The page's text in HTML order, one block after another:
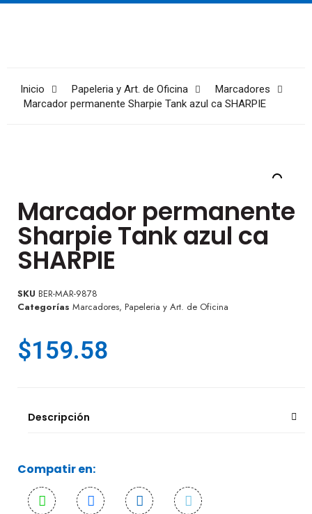
Inicio Papeleria y Art. de Oficina
Marcadores
Marcador permanente Sharpie Tank azul ca SHARPIE
Marcador permanente
Sharpie Tank azul ca
SHARPIE
SKU BER-MAR-9878
Categorías Marcadores, Papeleria y Art. de Oficina
$159.58
Descripción
Compatir en: